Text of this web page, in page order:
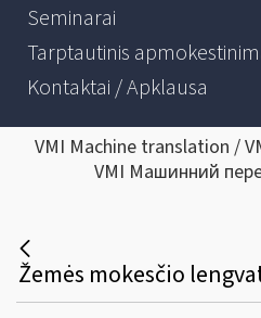
Seminarai
Tarptautinis
Kontaktai / Apklausa
VMI Machine translation /
VMI Машинний